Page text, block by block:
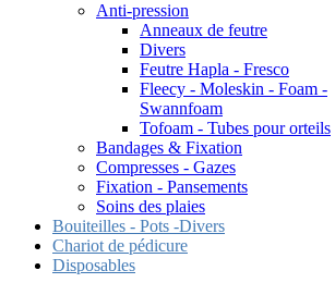
Anti-pression
Anneaux de feutre
Divers
Feutre Hapla - Fresco
Fleecy - Moleskin - Foam -
Swannfoam
Tofoam - Tubes pour orteils
Bandages & Fixation
Compresses - Gazes
Fixation - Pansements
Soins des plaies
Bouiteilles - Pots -Divers
Chariot de pédicure
Disposables